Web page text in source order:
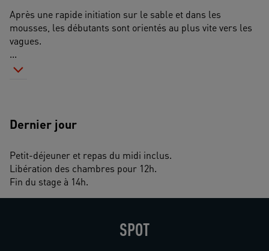
Après une rapide initiation sur le sable et dans les
mousses, les débutants sont orientés au plus vite vers les
vagues.
...
Dernier jour
Petit-déjeuner et repas du midi inclus.
Libération des chambres pour 12h.
Fin du stage à 14h.
SPOT